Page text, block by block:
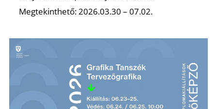
Megtekinthető: 2026.03.30 – 07.02.